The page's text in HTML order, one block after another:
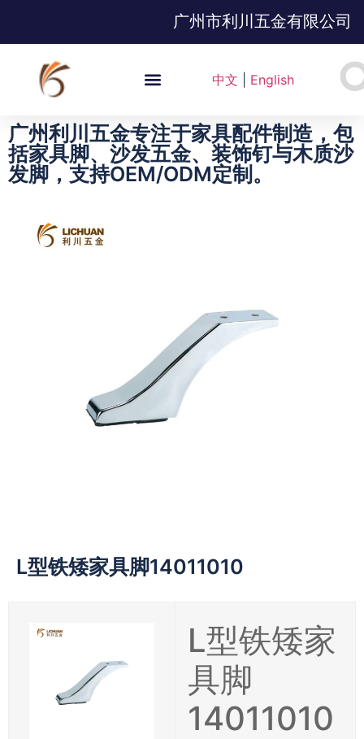
广州市利川五金有限公司
中文 English
广州利川五金专注于家具配件制造，包
括家具脚、沙发五金、装饰钉与木质沙
发脚，支持OEM/ODM定制。
L型铁矮家具脚14011010
L型铁矮家
具脚
14011010